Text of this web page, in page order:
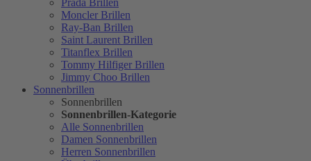
Moncler Brillen
Ray-Ban Brillen
Saint Laurent Brillen
Titanflex Brillen
Tommy Hilfiger Brillen
Jimmy Choo Brillen
Sonnenbrillen
Sonnenbrillen
Sonnenbrillen-Kategorie
Alle Sonnenbrillen
Damen Sonnenbrillen
Herren Sonnenbrillen